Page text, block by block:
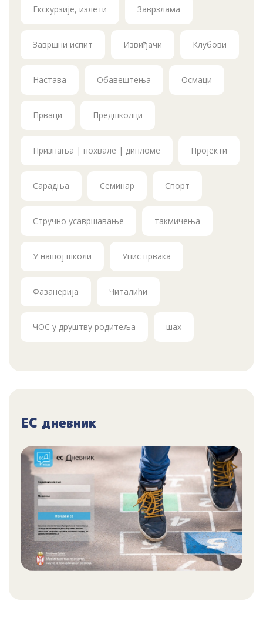
Екскурзије, излети Заврзлама
Завршни испит Извиђачи Клубови
Настава Обавештења Осмаци
Прваци Предшколци
Признања | похвале | дипломе Пројекти
Сарадња Семинар Спорт
Стручно усавршавање такмичења
У нашој школи Упис првака
Фазанерија Читалићи
ЧОС у друштву родитеља шах
ЕС дневник